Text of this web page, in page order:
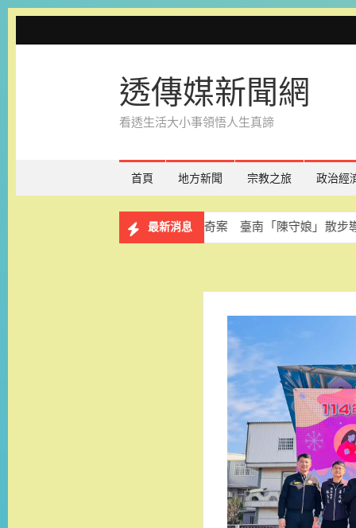
to
透傳媒新聞網
看透生活大小事領悟人生真諦
首頁 地方新聞 宗教之旅 政治經
最新消息
探索府城三大奇案 臺南「陳守娘」散步導覽開放報名